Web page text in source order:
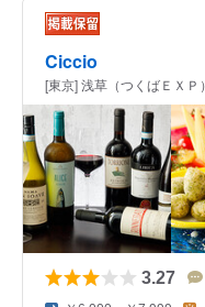
Ciccio
3.27